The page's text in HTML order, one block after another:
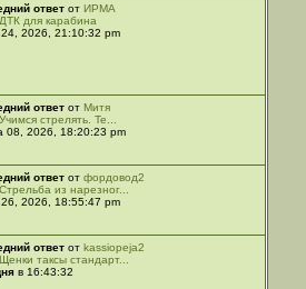
ответот ИРМА
для карабина
2026, 21:10:32 pm
ответот Митя
стрелять. Те...
08, 2026, 18:20:23 pm
ответот фордовод2
из нарезног...
2026, 18:55:47 pm
ответот kassiopeja2
таксы стандарт...
в 16:43:32